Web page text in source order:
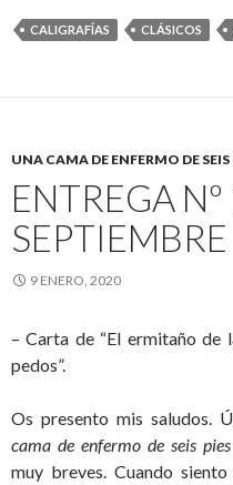
CALIGRAFÍAS CLÁSICOS
UNA CAMA DE ENFERMO DE SEIS
ENTREGA
SEPTIEMBRE
9 ENERO, 2020
– Carta de “El ermitaño de
pedos”.
Os presento mis saludos.
cama de enfermo de seis
muy breves. Cuando